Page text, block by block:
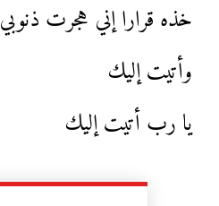
خذه قرارا إني هجرت ذنوبي
وأتيت إليك
يا رب أتيت إليك